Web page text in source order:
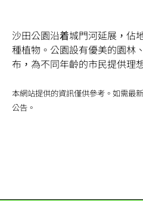
沙田公園沿着城門河延展，佔
種植物。公園設有優美的園林
布，為不同年齡的市民提供理
本網站提供的資訊僅供參考。如需最
公告。